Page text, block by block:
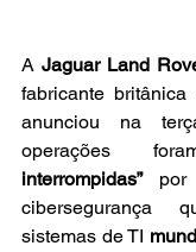
A Jaguar Land
fabricante
anunciou na
operações
interrompidas” por
cibersegurança
sistemas de TI